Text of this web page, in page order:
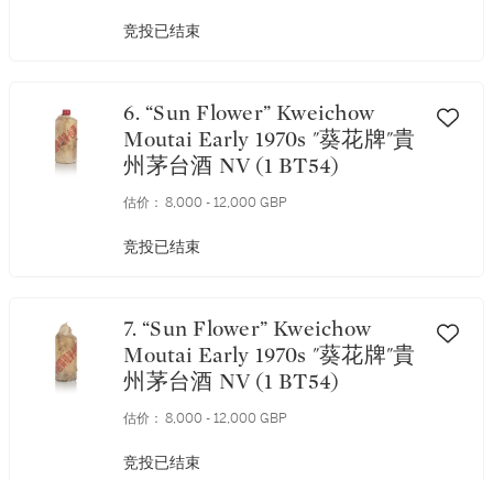
竞投已结束
6. “Sun Flower” Kweichow
Moutai Early 1970s "葵花牌"貴
州茅台酒 NV (1 BT54)
估价： 8,000 - 12,000 GBP
竞投已结束
7. “Sun Flower” Kweichow
Moutai Early 1970s "葵花牌"貴
州茅台酒 NV (1 BT54)
估价： 8,000 - 12,000 GBP
竞投已结束